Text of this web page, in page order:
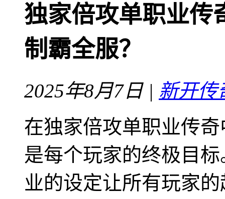
独家倍攻单职业传
制霸全服？
2025年8月7日 | 新开传
在独家倍攻单职业传
是每个玩家的终极目
业的设定让所有玩家